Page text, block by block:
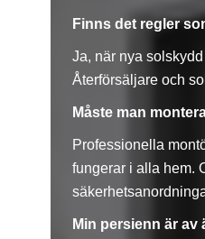
Finns det regler
Ja, när nya
Återförsäljare och
Måste man
Professionella
fungerar i alla hem.
Min persienn är